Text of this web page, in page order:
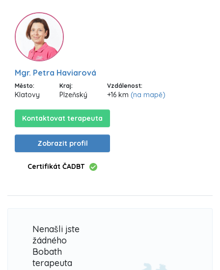
Mgr. Petra Haviarová
Město:
Klatovy
Kraj:
Plzeňský
Vzdálenost:
+16 km (na mapě)
Kontaktovat terapeuta
Zobrazit profil
Certifikát ČADBT
Nenašli jste
žádného
Bobath
terapeuta